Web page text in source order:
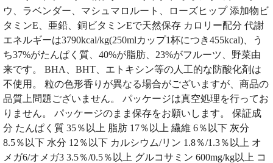
ウ、ラベンダー、マシュマロルート、ローズヒップ 添加物ビ
タミンE、亜鉛、銅ビタミンEで天然保存 カロリー配分 代謝
エネルギーは3790kcal/kg(250mlカップ1杯につき455kcal)、う
ち37%がたんぱく質、40%が脂肪、23%がフルーツ、野菜由
来です。 BHA、BHT、エトキシン等の人工的な防酸化剤は
不使用。 粒の色形香りが異なる場合がございますが、商品の
品質上問題ございません。 パッケージは真空処理を行ってお
りません。 パッケージのまま保存をお願いします。 保証成
分 たんぱく質 35％以上 脂肪 17％以上 繊維 6％以下 灰分
8.5％以下 水分 12％以下 カルシウム/リン 1.8％/1.3％以上 オ
メガ6/オメガ3 3.5％/0.5％以上 グルコサミン 600mg/kg以上 コ